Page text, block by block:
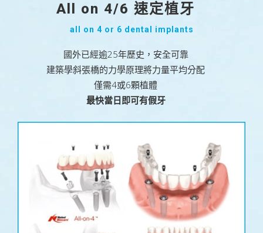
All on 4/6 速定植牙
all on 4 or 6 dental implants
國外已經逾25年歷史，安全可靠
建築學斜張橋的力學原理將力量平均分配
僅需4或6顆植體
最快當日即可有假牙